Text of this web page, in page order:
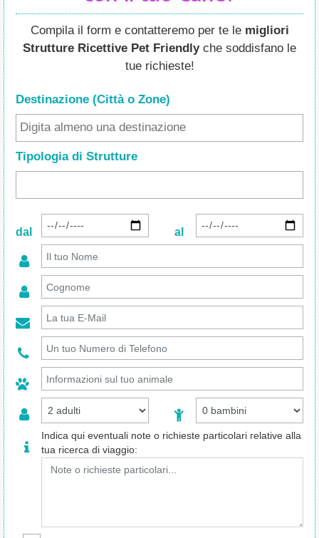
Compila il form e contatteremo per te le migliori
Strutture Ricettive Pet Friendlyche soddisfano le
tue richieste!
Destinazione (Città o Zone)
Tipologia di Strutture
dal al
Indica qui eventuali note o richieste particolari relative alla
tua ricerca di viaggio: